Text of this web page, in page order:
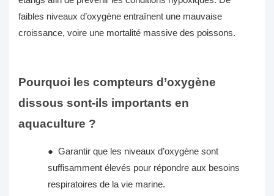
faibles niveaux d’oxygène entraînent une mauvaise
croissance, voire une mortalité massive des poissons.
Pourquoi les compteurs d’oxygène
dissous sont-ils importants en
aquaculture ?
● Garantir que les niveaux d’oxygène sont
suffisamment élevés pour répondre aux besoins
respiratoires de la vie marine.